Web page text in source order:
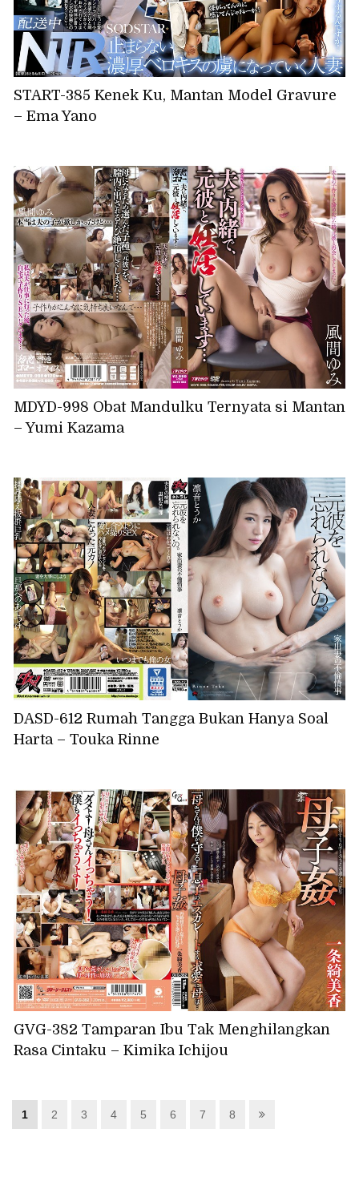
START-385 Kenek Ku, Mantan Model Gravure
– Ema Yano
MDYD-998 Obat Mandulku Ternyata si Mantan
– Yumi Kazama
DASD-612 Rumah Tangga Bukan Hanya Soal
Harta – Touka Rinne
GVG-382 Tamparan Ibu Tak Menghilangkan
Rasa Cintaku – Kimika Ichijou
1 2 3 4 5 6 7 8